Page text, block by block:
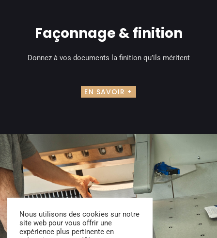
Façonnage & finition
Donnez à vos documents la finition qu’ils méritent
EN SAVOIR +
Nous utilisons des cookies sur notre
site web pour vous offrir une
expérience plus pertinente en